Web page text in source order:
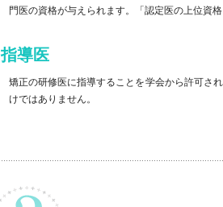
門医の資格が与えられます。「認定医の上位資格
指導医
矯正の研修医に指導することを学会から許可さ
けではありません。